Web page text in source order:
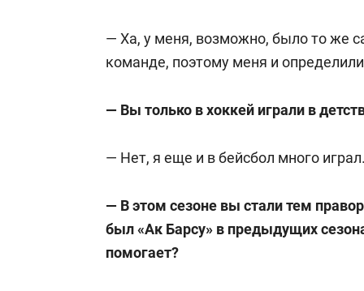
— Ха, у меня, возможно, было то же
команде, поэтому меня и
— Вы только в хоккей играли в
— Нет, я еще и в бейсбол много
— В этом сезоне вы стали тем
был «Ак Барсу» в предыдущих
помогает?